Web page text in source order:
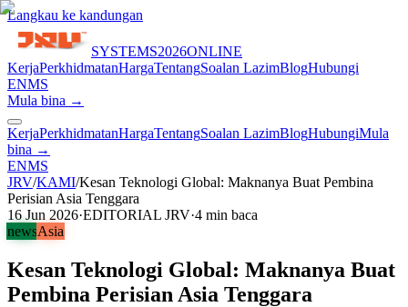
Langkau ke kandungan
SYSTEMS2026ONLINE
KerjaPerkhidmatanHargaTentangSoalan LazimBlogHubungi
ENMS
Mula bina →
KerjaPerkhidmatanHargaTentangSoalan LazimBlogHubungiMula
bina →
ENMS
JRV/KAMI/Kesan Teknologi Global: Maknanya Buat Pembina
Perisian Asia Tenggara
16 Jun 2026·EDITORIAL JRV·4 min baca
newsAsia
Kesan Teknologi Global: Maknanya Buat
Pembina Perisian Asia Tenggara